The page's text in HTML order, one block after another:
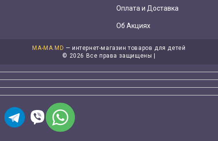
Оплата и Доставка
Об Акциях
MA-MA.MD — интернет-магазин товаров для детей
© 2026 Все права защищены |